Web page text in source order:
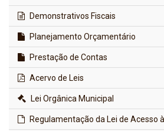
Demonstrativos Fiscais
Planejamento Orçamentário
Prestação de Contas
Acervo de Leis
Lei Orgânica Municipal
Regulamentação da Lei de Acesso